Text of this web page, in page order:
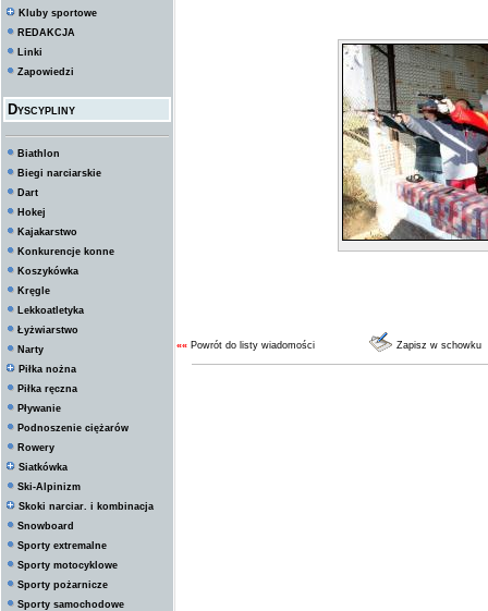
Kluby sportowe
REDAKCJA
Linki
Zapowiedzi
Dyscypliny
Biathlon
Biegi narciarskie
Dart
Hokej
Kajakarstwo
Konkurencje konne
Koszykówka
Kręgle
Lekkoatletyka
Łyżwiarstwo
Narty
Piłka nożna
Piłka ręczna
Pływanie
Podnoszenie ciężarów
Rowery
Siatkówka
Ski-Alpinizm
Skoki narciar. i kombinacja
Snowboard
Sporty extremalne
Sporty motocyklowe
Sporty pożarnicze
Sporty samochodowe
«« Powrót do listy wiadomości Zapisz w schowku